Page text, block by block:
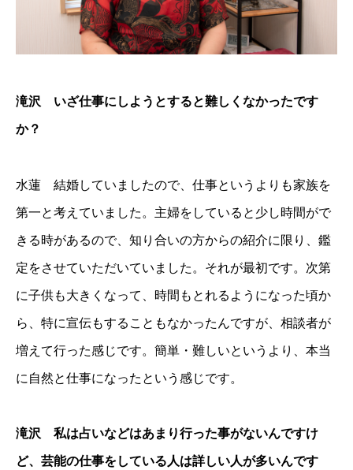
滝沢 いざ仕事にしようとすると難しくなかったです
か？
水蓮 結婚していましたので、仕事というよりも家族を
第一と考えていました。主婦をしていると少し時間がで
きる時があるので、知り合いの方からの紹介に限り、鑑
定をさせていただいていました。それが最初です。次第
に子供も大きくなって、時間もとれるようになった頃か
ら、特に宣伝もすることもなかったんですが、相談者が
増えて行った感じです。簡単・難しいというより、本当
に自然と仕事になったという感じです。
滝沢 私は占いなどはあまり行った事がないんですけ
ど、芸能の仕事をしている人は詳しい人が多いんです